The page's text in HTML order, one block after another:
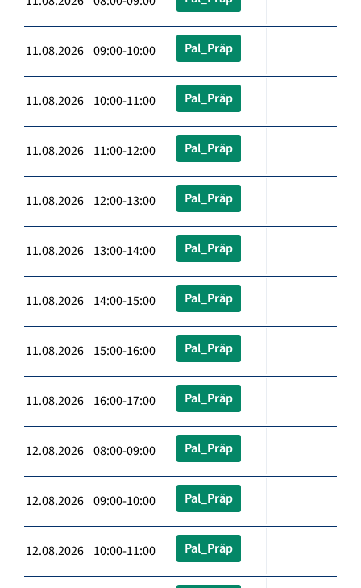
11.08.2026 09:00-10:00 Pal_Präp
11.08.2026 10:00-11:00 Pal_Präp
11.08.2026 11:00-12:00 Pal_Präp
11.08.2026 12:00-13:00 Pal_Präp
11.08.2026 13:00-14:00 Pal_Präp
11.08.2026 14:00-15:00 Pal_Präp
11.08.2026 15:00-16:00 Pal_Präp
11.08.2026 16:00-17:00 Pal_Präp
12.08.2026 08:00-09:00 Pal_Präp
12.08.2026 09:00-10:00 Pal_Präp
12.08.2026 10:00-11:00 Pal_Präp